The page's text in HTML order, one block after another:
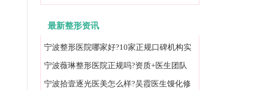
最新整形资讯
宁波整形医院哪家好?10家正规口碑机构实
力排名榜速看!
宁波薇琳整形医院正规吗?资质+医生团队
+口碑实测全解析
宁波拾壹逐光医美怎么样?吴霞医生馒化修